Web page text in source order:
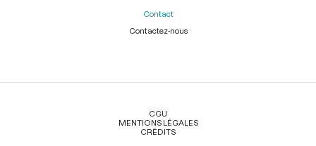
Contact
Contactez-nous
Légal
CGU
MENTIONS LÉGALES
CRÉDITS